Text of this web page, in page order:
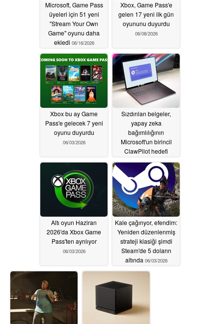
Microsoft, Game Pass
üyeleri için 51 yeni
"Stream Your Own
Game" oyunu daha
ekledi 06/16/2026
Xbox, Game Pass'e
gelen 17 yeni ilk gün
oyununu duyurdu
06/08/2026
Xbox bu ay Game
Pass'e gelecek 7 yeni
oyunu duyurdu
06/03/2026
Sızdırılan belgeler,
yapay zeka
bağımlılığının
Microsoft'un birincil
ClawPilot hedefi
koyuyor 06/03/2026
Altı oyun Haziran
2026'da Xbox Game
Pass'ten ayrılıyor
06/03/2026
Kale çağırıyor, efendim:
Yeniden düzenlenmiş
strateji klasiği şimdi
Steam'de 5 doların
altında 06/03/2026